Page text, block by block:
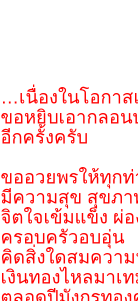
…เนื่องในโอกา
ขอหยิบเอากลอ
อีกครั้งครับ
ขออวยพรให้ทุก
มีความสุข สุขภา
จิตใจเข้มแข็ง ผ่อ
ครอบครัวอบอุ่น
คิดสิ่งใดสมควา
เงินทองไหลมาเ